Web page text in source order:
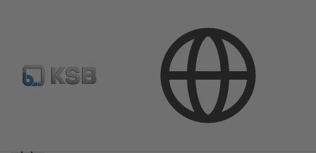
Каталог продукции Compacta